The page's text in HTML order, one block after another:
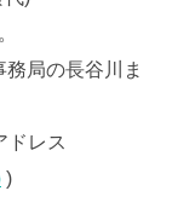
局の長谷川ま
ドレス
)